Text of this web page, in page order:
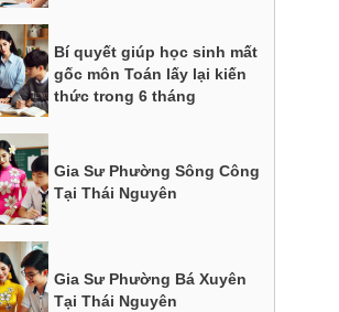
Bí quyết giúp học sinh mất
gốc môn Toán lấy lại kiến
thức trong 6 tháng
Gia Sư Phường Sông Công
Tại Thái Nguyên
Gia Sư Phường Bá Xuyên
Tại Thái Nguyên